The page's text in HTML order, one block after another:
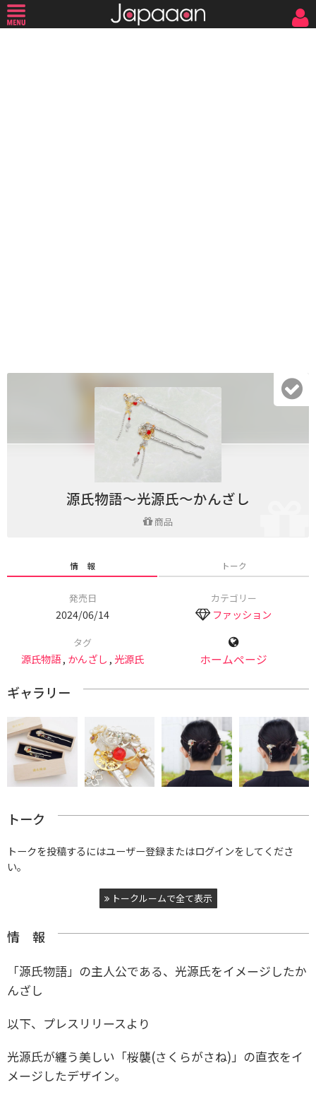
源氏物語～光源氏～かんざし
商品
情 報 トーク
発売日
2024/06/14
カテゴリー
ファッション
タグ
源氏物語, かんざし , 光源氏 ホームページ
ギャラリー
トーク
トークを投稿するにはユーザー登録またはログインをしてくださ
い。
トークルームで全て表示
情 報
「源氏物語」の主人公である、光源氏をイメージしたか
んざし
以下、プレスリリースより
光源氏が纏う美しい「桜襲(さくらがさね)」の直衣をイ
メージしたデザイン。